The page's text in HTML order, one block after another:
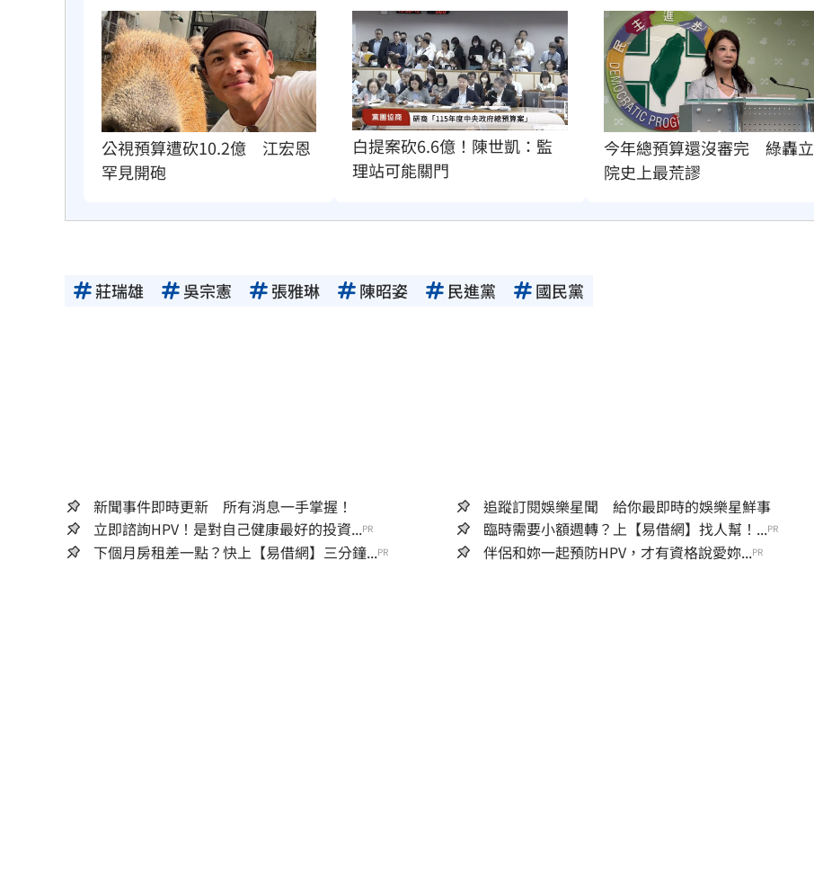
公視預算遭砍10.2億　江宏恩
罕見開砲
白提案砍6.6億！陳世凱：監
理站可能關門
今年總預算還沒審完　綠轟立
院史上最荒謬
莊瑞雄 吳宗憲 張雅琳 陳昭姿 民進黨 國民黨
新聞事件即時更新 所有消息一手掌握！
追蹤訂閱娛樂星聞 給你最即時的娛樂星鮮事
立即諮詢HPV！是對自己健康最好的投資...PR 臨時需要小額週轉？上【易借網】找人幫！...PR
下個月房租差一點？快上【易借網】三分鐘...PR 伴侶和妳一起預防HPV，才有資格說愛妳...PR